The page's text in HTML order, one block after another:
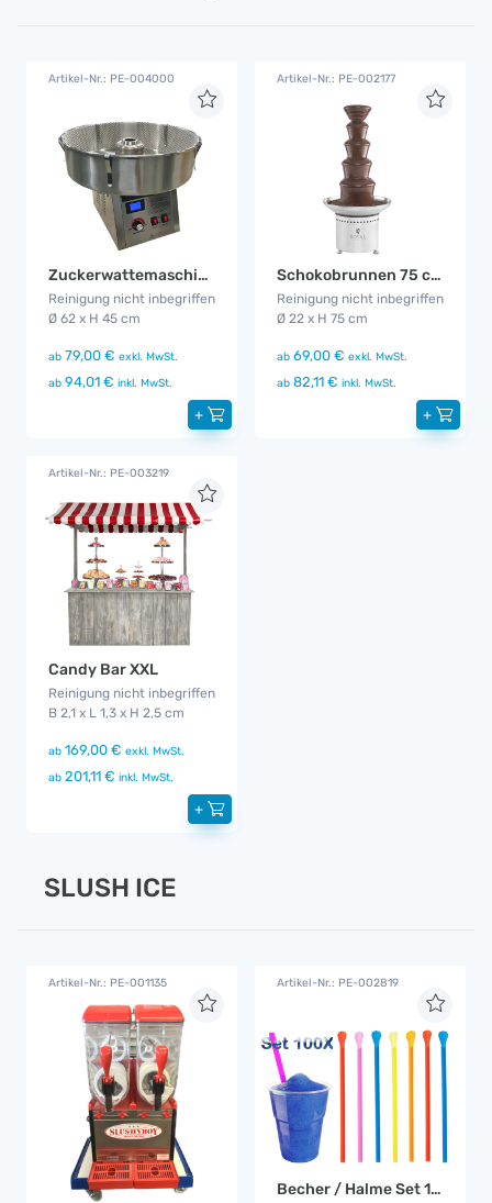
Artikel-Nr.: PE-004000
Zuckerwattemaschine
Reinigung nicht inbegriffen
Ø 62 x H 45 cm
ab 79,00 € exkl. MwSt.
ab 94,01 € inkl. MwSt.
+
Artikel-Nr.: PE-002177
Schokobrunnen 75 cm
Reinigung nicht inbegriffen
Ø 22 x H 75 cm
ab 69,00 € exkl. MwSt.
ab 82,11 € inkl. MwSt.
+
Artikel-Nr.: PE-003219
Candy Bar XXL
Reinigung nicht inbegriffen
B 2,1 x L 1,3 x H 2,5 cm
ab 169,00 € exkl. MwSt.
ab 201,11 € inkl. MwSt.
+
SLUSH ICE
Artikel-Nr.: PE-001135 Artikel-Nr.: PE-002819
Becher / Halme Set 100x